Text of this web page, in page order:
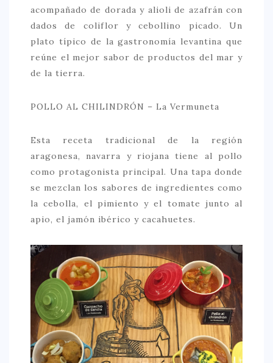
acompañado de dorada y alioli de azafrán con
dados de coliflor y cebollino picado. Un
plato típico de la gastronomía levantina que
reúne el mejor sabor de productos del mar y
de la tierra.
POLLO AL CHILINDRÓN – La Vermuneta
Esta receta tradicional de la región
aragonesa, navarra y riojana tiene al pollo
como protagonista principal. Una tapa donde
se mezclan los sabores de ingredientes como
la cebolla, el pimiento y el tomate junto al
apio, el jamón ibérico y cacahuetes.